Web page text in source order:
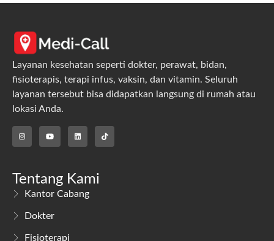
Layanan kesehatan seperti dokter, perawat, bidan,
fisioterapis, terapi infus, vaksin, dan vitamin. Seluruh
layanan tersebut bisa didapatkan langsung di rumah atau
lokasi Anda.
Tentang Kami
Kantor Cabang
Dokter
Fisioterapi